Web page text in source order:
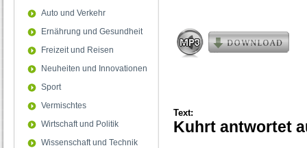
Auto und Verkehr
Ernährung und Gesundheit
Freizeit und Reisen
Neuheiten und Innovationen
Sport
Vermischtes
Wirtschaft und Politik
Wissenschaft und Technik
Text:
Kuhrt antwortet